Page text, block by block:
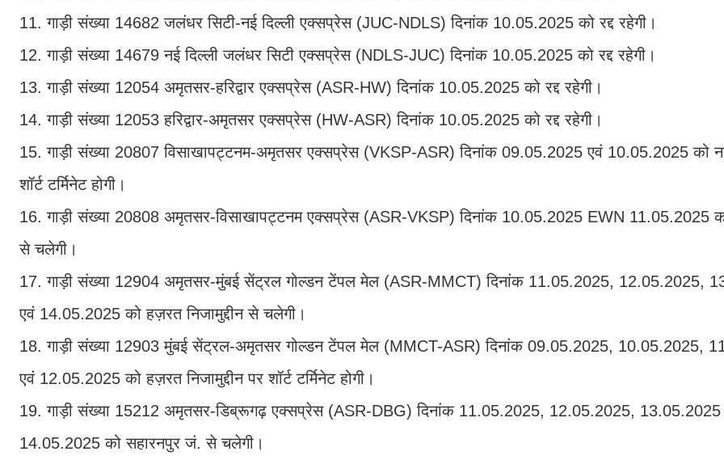
11. गाड़ी संख्या 14682 जलंधर सिटी-नई दिल्ली एक्सप्रेस (JUC-NDLS) दिनांक 10.05.2025 को रद्द रहेगी।
12. गाड़ी संख्या 14679 नई दिल्ली जलंधर सिटी एक्सप्रेस (NDLS-JUC) दिनांक 10.05.2025 को रद्द रहेगी।
13. गाड़ी संख्या 12054 अमृतसर-हरिद्वार एक्सप्रेस (ASR-HW) दिनांक 10.05.2025 को रद्द रहेगी।
14. गाड़ी संख्या 12053 हरिद्वार-अमृतसर एक्सप्रेस (HW-ASR) दिनांक 10.05.2025 को रद्द रहेगी।
15. गाड़ी संख्या 20807 विसाखापट्टनम-अमृतसर एक्सप्रेस (VKSP-ASR) दिनांक 09.05.2025 एवं 10.05.2025 को
शॉर्ट टर्मिनेट होगी।
16. गाड़ी संख्या 20808 अमृतसर-विसाखापट्टनम एक्सप्रेस (ASR-VKSP) दिनांक 10.05.2025 EWN 11.05.2025
से चलेगी।
17. गाड़ी संख्या 12904 अमृतसर-मुंबई सेंट्रल गोल्डन टेंपल मेल (ASR-MMCT) दिनांक 11.05.2025, 12.05.2025,
एवं 14.05.2025 को हज़रत निजामुद्दीन से चलेगी।
18. गाड़ी संख्या 12903 मुंबई सेंट्रल-अमृतसर गोल्डन टेंपल मेल (MMCT-ASR) दिनांक 09.05.2025, 10.05.2025,
एवं 12.05.2025 को हज़रत निजामुद्दीन पर शॉर्ट टर्मिनेट होगी।
19. गाड़ी संख्या 15212 अमृतसर-डिब्रूगढ़ एक्सप्रेस (ASR-DBG) दिनांक 11.05.2025, 12.05.2025, 13.05.2025
14.05.2025 को सहारनपुर जं. से चलेगी।